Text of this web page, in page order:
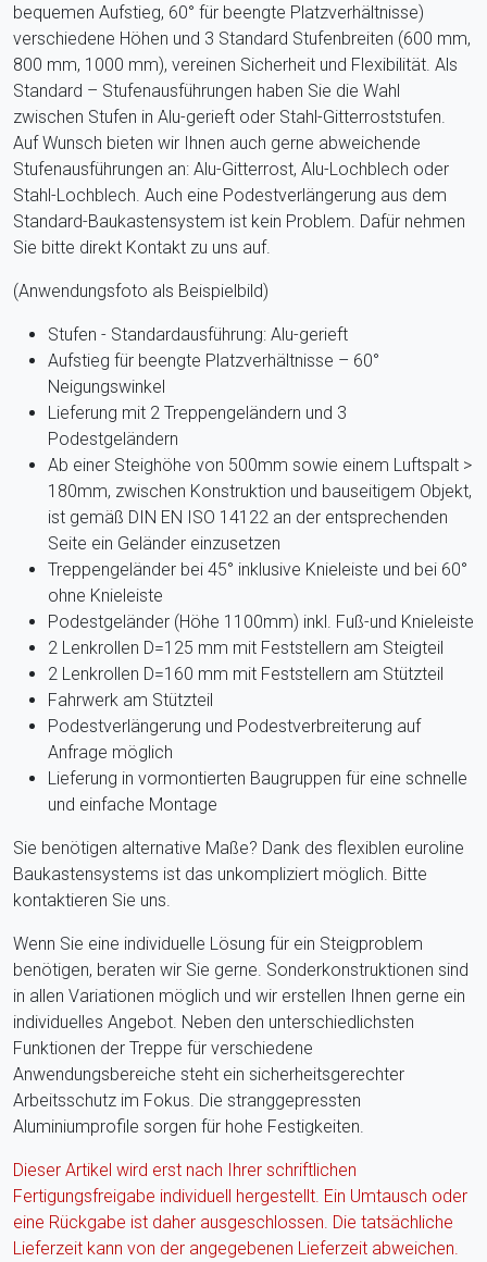
bequemen Aufstieg, 60° für beengte Platzverhältnisse)
verschiedene Höhen und 3 Standard Stufenbreiten (600 mm,
800 mm, 1000 mm), vereinen Sicherheit und Flexibilität. Als
Standard – Stufenausführungen haben Sie die Wahl
zwischen Stufen in Alu-gerieft oder Stahl-Gitterroststufen.
Auf Wunsch bieten wir Ihnen auch gerne abweichende
Stufenausführungen an: Alu-Gitterrost, Alu-Lochblech oder
Stahl-Lochblech. Auch eine Podestverlängerung aus dem
Standard-Baukastensystem ist kein Problem. Dafür nehmen
Sie bitte direkt Kontakt zu uns auf.
(Anwendungsfoto als Beispielbild)
Stufen - Standardausführung: Alu-gerieft
Aufstieg für beengte Platzverhältnisse – 60°
Neigungswinkel
Lieferung mit 2 Treppengeländern und 3
Podestgeländern
Ab einer Steighöhe von 500mm sowie einem Luftspalt >
180mm, zwischen Konstruktion und bauseitigem Objekt,
ist gemäß DIN EN ISO 14122 an der entsprechenden
Seite ein Geländer einzusetzen
Treppengeländer bei 45° inklusive Knieleiste und bei 60°
ohne Knieleiste
Podestgeländer (Höhe 1100mm) inkl. Fuß-und Knieleiste
2 Lenkrollen D=125 mm mit Feststellern am Steigteil
2 Lenkrollen D=160 mm mit Feststellern am Stützteil
Fahrwerk am Stützteil
Podestverlängerung und Podestverbreiterung auf
Anfrage möglich
Lieferung in vormontierten Baugruppen für eine schnelle
und einfache Montage
Sie benötigen alternative Maße? Dank des flexiblen euroline
Baukastensystems ist das unkompliziert möglich. Bitte
kontaktieren Sie uns.
Wenn Sie eine individuelle Lösung für ein Steigproblem
benötigen, beraten wir Sie gerne. Sonderkonstruktionen sind
in allen Variationen möglich und wir erstellen Ihnen gerne ein
individuelles Angebot. Neben den unterschiedlichsten
Funktionen der Treppe für verschiedene
Anwendungsbereiche steht ein sicherheitsgerechter
Arbeitsschutz im Fokus. Die stranggepressten
Aluminiumprofile sorgen für hohe Festigkeiten.
Dieser Artikel wird erst nach Ihrer schriftlichen
Fertigungsfreigabe individuell hergestellt. Ein Umtausch oder
eine Rückgabe ist daher ausgeschlossen. Die tatsächliche
Lieferzeit kann von der angegebenen Lieferzeit abweichen.